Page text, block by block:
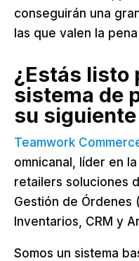
conseguirán una
las que valen la
¿Estás listo
sistema de
su
Teamwork
omnicanal, líder en
retailers soluciones
Gestión de Órdenes
Inventarios, CRM y
Somos un sistema